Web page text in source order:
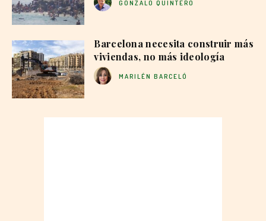
GONZALO QUINTERO
Barcelona necesita construir más
viviendas, no más ideología
MARILÉN BARCELÓ